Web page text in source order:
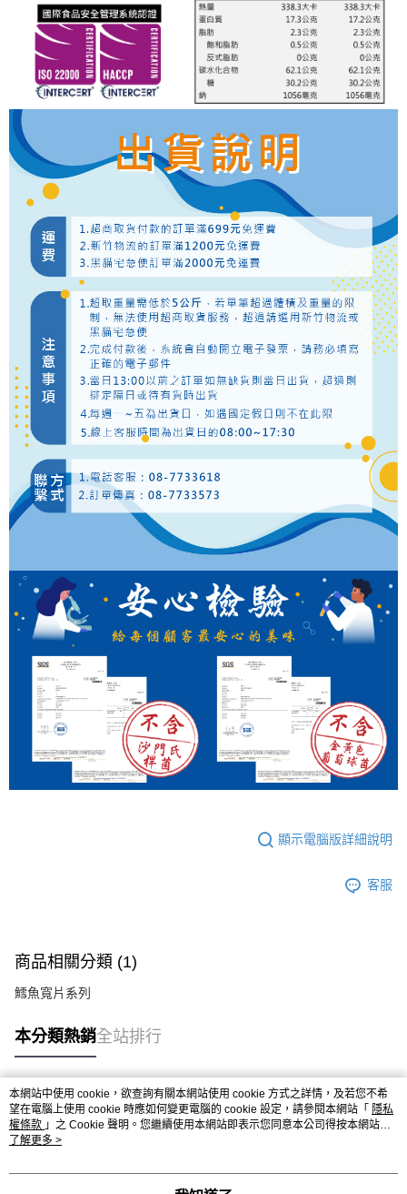
顯示電腦版詳細說明
客服
商品相關分類 (1)
鱈魚寬片系列
本分類熱銷全站排行
熱門標籤
本網站中使用 cookie，欲查詢有關本網站使用 cookie 方式之詳情，及若您不希
望在電腦上使用 cookie 時應如何變更電腦的 cookie 設定，請參閱本網站「 隱私
權條款 」之 Cookie 聲明。您繼續使用本網站即表示您同意本公司得按本網站使
用條款之 Cookie 聲明使用 cookie。
了解更多 >